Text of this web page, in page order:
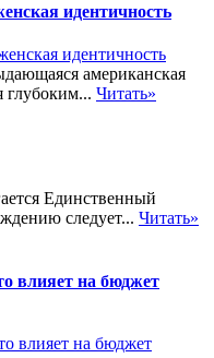
идентичность
американская
глубоким... Читать»
Единственный
следует... Читать»
влияет на бюджет